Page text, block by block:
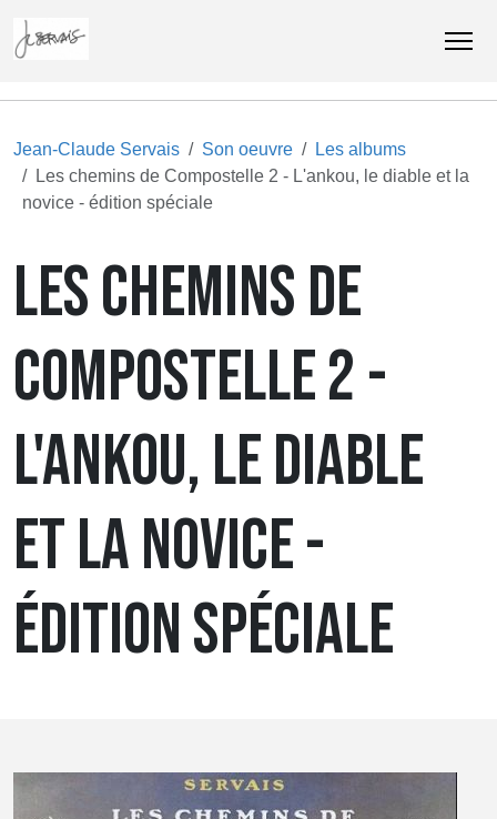
Jean-Claude Servais Son oeuvre
Les albums
Les chemins de Compostelle 2 - L'ankou, le diable et la
novice - édition spéciale
LES CHEMINS DE
COMPOSTELLE 2 -
L'ANKOU, LE DIABLE
ET LA NOVICE -
ÉDITION SPÉCIALE